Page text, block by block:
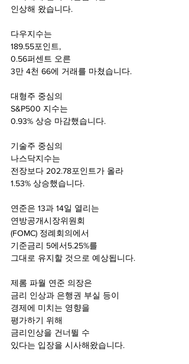
인상해 왔습니다.
다우지수는
189.55포인트,
0.56퍼센트 오른
3만 4천 66에 거래를 마쳤습니다.
대형주 중심의
S&P500 지수는
0.93% 상승 마감했습니다.
기술주 중심의
나스닥지수는
전장보다 202.78포인트가 올라
1.53% 상승했습니다.
연준은 13과 14일 열리는
연방공개시장위원회
(FOMC) 정례회의에서
기준금리 5에서5.25%를
그대로 유지할 것으로 예상됩니다.
제롬 파월 연준 의장은
금리 인상과 은행권 부실 등이
경제에 미치는 영향을
평가하기 위해
금리인상을 건너뛸 수
있다는 입장을 시사해왔습니다.